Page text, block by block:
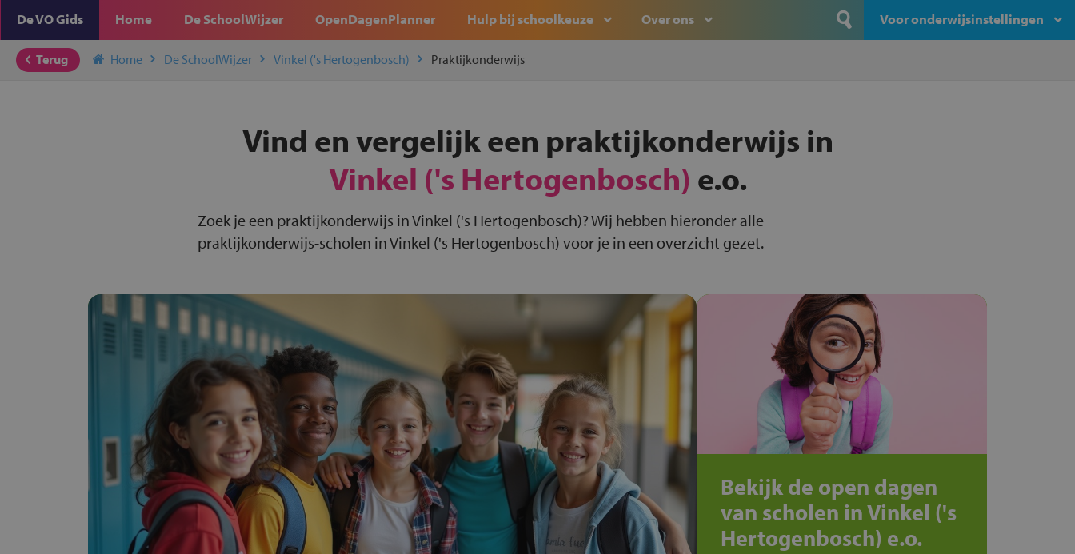
De VO Gids Home De SchoolWijzer OpenDagenPlanner Hulp bij schoolkeuze Over ons Voor onderwijsinstellingen
Terug Home De SchoolWijzer Vinkel ('s Hertogenbosch) Praktijkonderwijs
Vind en vergelijk een praktijkonderwijs in
Vinkel ('s Hertogenbosch) e.o.
Zoek je een praktijkonderwijs in Vinkel ('s Hertogenbosch)? Wij hebben hieronder alle
praktijkonderwijs-scholen in Vinkel ('s Hertogenbosch) voor je in een overzicht gezet.
Bekijk de open dagen
van scholen in Vinkel ('s
Hertogenbosch) e.o.